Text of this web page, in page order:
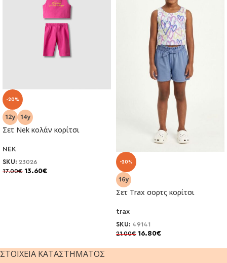
-20%
Σετ Nek κολάν κορίτσι
NEK
SKU: 23026
17.00€ 13.60€
-20%
Σετ Trax σορτς κορίτσι
trax
SKU: 49141
21.00€ 16.80€
ΣΤΟΙΧΕΊΑ ΚΑΤΑΣΤΉΜΑΤΟΣ